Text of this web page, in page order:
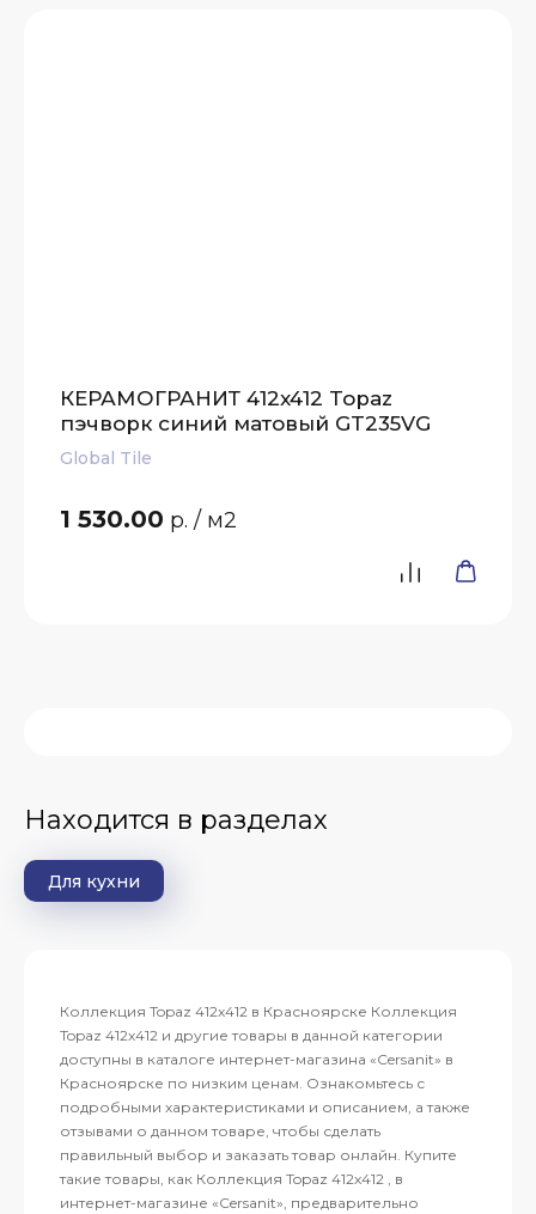
КЕРАМОГРАНИТ 412x412 Topaz
пэчворк синий матовый GT235VG
Global Tile
1 530.00 р. / м2
Находится в разделах
Для кухни
Коллекция Topaz 412x412 в Красноярске Коллекция
Topaz 412x412 и другие товары в данной категории
доступны в каталоге интернет-магазина «Cersanit» в
Красноярске по низким ценам. Ознакомьтесь с
подробными характеристиками и описанием, а также
отзывами о данном товаре, чтобы сделать
правильный выбор и заказать товар онлайн. Купите
такие товары, как Коллекция Topaz 412x412 , в
интернет-магазине «Cersanit», предварительно